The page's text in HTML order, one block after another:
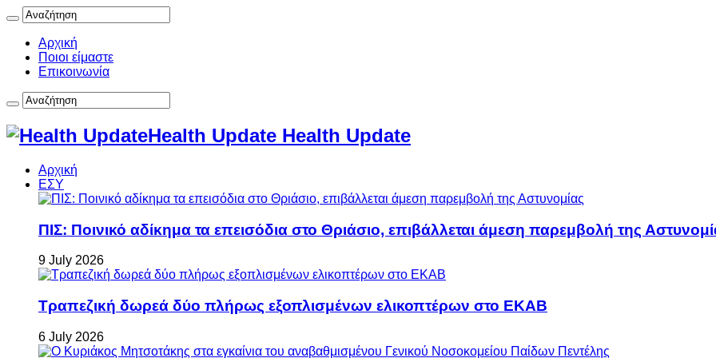
Αρχική
Ποιοι είμαστε
Επικοινωνία
Health Update Health Update
Αρχική
ΕΣΥ
ΠΙΣ: Ποινικό αδίκημα τα επεισόδια στο Θριάσιο, επιβάλλεται άμεση παρεμβολή της
9 July 2026
Τραπεζική δωρεά δύο πλήρως εξοπλισμένων ελικοπτέρων στο ΕΚΑΒ
6 July 2026